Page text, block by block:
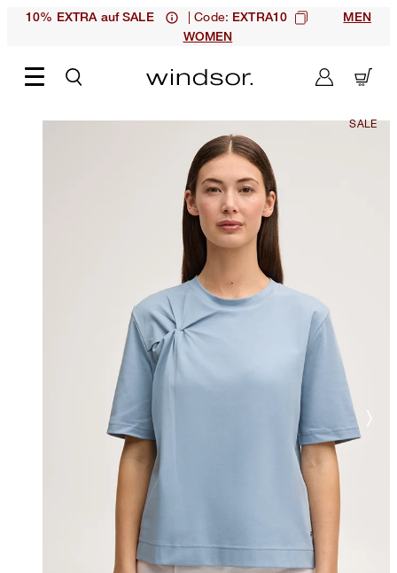
10% EXTRA auf SALE | Code: EXTRA10
MEN
WOMEN